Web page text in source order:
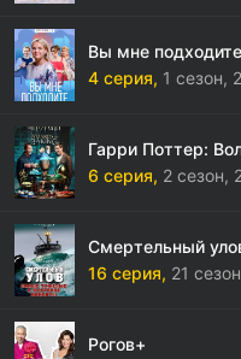
Вы мне подходите
4 серия, 1 сезон,
Гарри Поттер:
6 серия, 2 сезон,
Смертельный
16 серия, 21
Рогов+